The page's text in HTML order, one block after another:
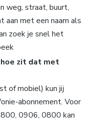
weg, straat, buurt,
aan met een naam als
zoek je snel het
zit dat met
of mobiel) kun jij
abonnement. Voor
0906, 0800 kan